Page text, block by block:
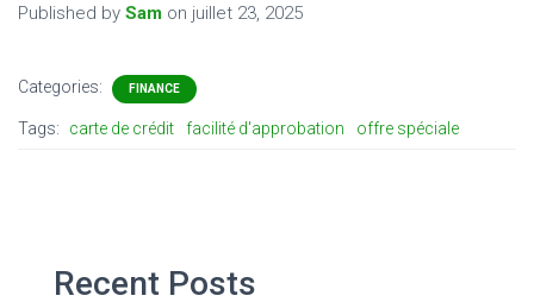
Published by Sam on juillet 23, 2025
Categories: FINANCE
Tags: carte de crédit facilité d'approbation offre spéciale
Recent Posts